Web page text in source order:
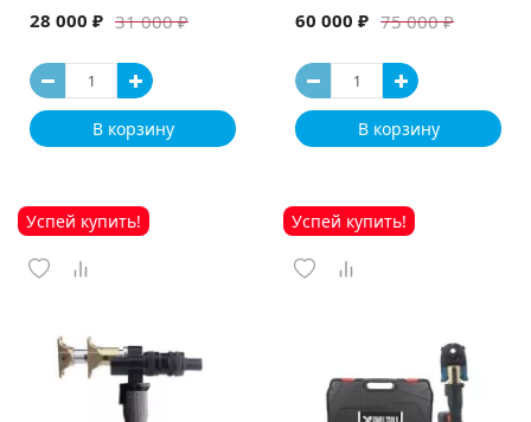
машина
31 000 ₽
28 000 ₽
В корзину
75 000 ₽
60 000 ₽
В корзину
Успей купить! Успей купить!